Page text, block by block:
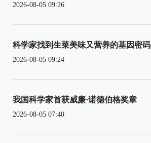
2026-08-05 09:26
科学家找到生菜美味又营养的基因密码
2026-08-05 09:24
我国科学家首获威廉·诺德伯格奖章
2026-08-05 07:40